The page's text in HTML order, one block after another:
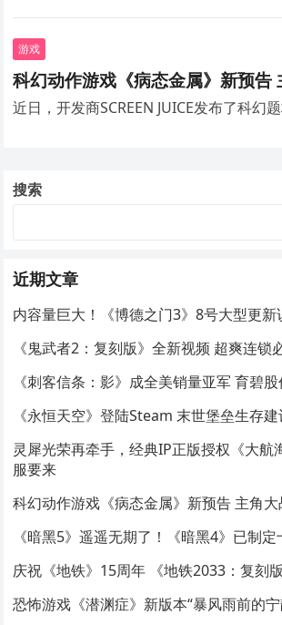
游戏
科幻动作游戏《病态金属》新预告
近日，开发商SCREEN JUICE发布了科幻
搜索
近期文章
内容量巨大！《博德之门3》8号大型更
《鬼武者2：复刻版》全新视频 超爽连锁
《刺客信条：影》成全美销量亚军 育碧
《永恒天空》登陆Steam 末世堡垒生存建
灵犀光荣再牵手，经典IP正版授权《大航
服要来
科幻动作游戏《病态金属》新预告 主角
《暗黑5》遥遥无期了！《暗黑4》已制
庆祝《地铁》15周年 《地铁2033：复刻
恐怖游戏《潜渊症》新版本“暴风雨前的